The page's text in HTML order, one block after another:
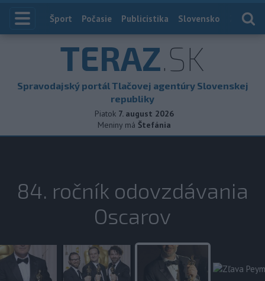
Index
Šport Počasie Publicistika Slovensko
TERAZ.SK
Spravodajský portál Tlačovej agentúry Slovenskej
republiky
Piatok 7. august 2026
Meniny má Štefánia
84. ročník odovzdávania
Oscarov